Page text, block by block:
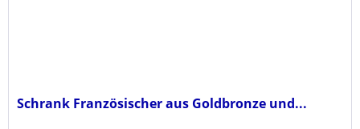
Schrank Französischer aus Goldbronze und...